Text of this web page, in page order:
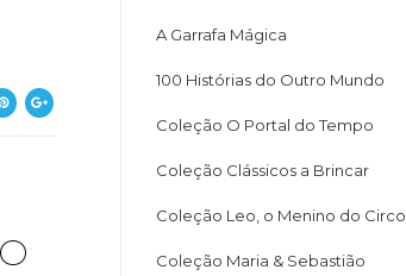
A Garrafa Mágica
100 Histórias do Outro Mundo
Coleção O Portal do Tempo
Coleção Clássicos a Brincar
Coleção Leo, o Menino do Circo
Coleção Maria & Sebastião